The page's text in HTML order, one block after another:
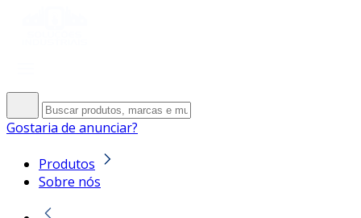
Gostaria de anunciar?
Produtos
Sobre nós